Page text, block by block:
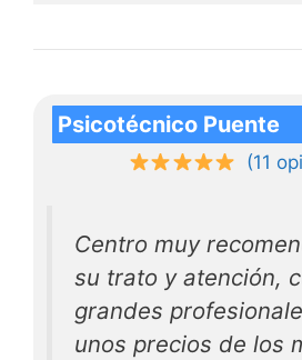
Psicotécnico Puente
(11
Centro muy
su trato y atención,
grandes
unos precios de los